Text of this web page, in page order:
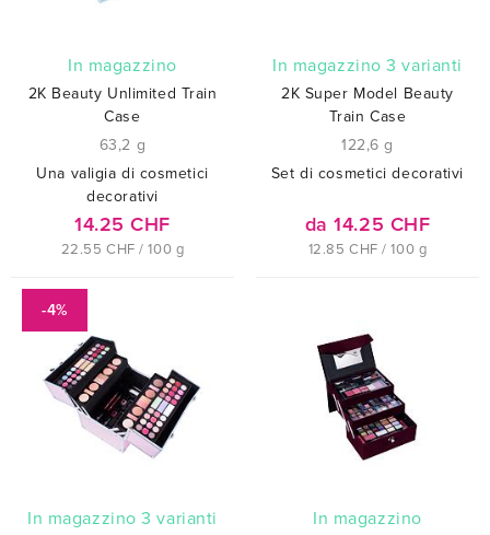
In magazzino
2K Beauty Unlimited Train
Case
63,2 g
Una valigia di cosmetici
decorativi
14.25 CHF
22.55 CHF / 100 g
In magazzino 3 varianti
2K Super Model Beauty
Train Case
122,6 g
Set di cosmetici decorativi
da 14.25 CHF
12.85 CHF / 100 g
-4%
In magazzino 3 varianti In magazzino